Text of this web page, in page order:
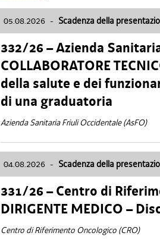
05.08.2026 - Scadenza della
332/26 – Azienda
COLLABORATORE
della salute e dei
di una graduatoria
Azienda Sanitaria Friuli Occidentale (AsFO)
04.08.2026 - Scadenza della
331/26 – Centro di
DIRIGENTE MEDICO –
Centro di Riferimento Oncologico (CRO)